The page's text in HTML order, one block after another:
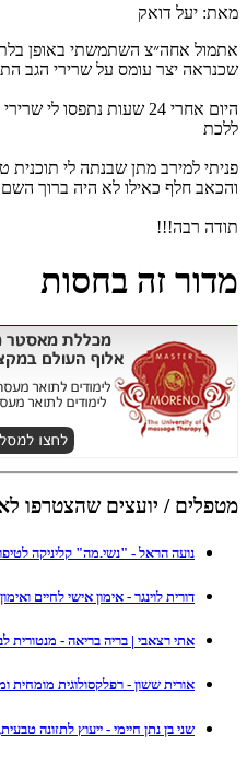
מאת: יעל דואק
אתמול אחה״צ השתמשתי באופן
שכנראה יצר עומס על שרירי הגב
היום אחרי 24 שעות נתפסו
ללכת
פניתי למירב מתן שבנתה לי תוכנית טיפול של 20
והכאב חלף כאילו לא היה ברוך
תודה רבה!!!
מדור זה בחסות
מטפלים / יועצים שהצטרפו
נועה הראל - "נשי.מה" קליניקה
דורית לוינגר - אימון אישי לחיים
אתי רצאבי | בריה בריאה - מנטורית
אורית ששון - רפלקסולוגית מומחית
שני בן נתן חיימי - ייעוץ לתזונה